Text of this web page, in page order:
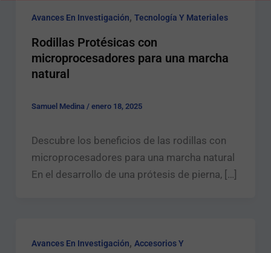
Avances En Investigación, Tecnología Y Materiales
Rodillas Protésicas con
microprocesadores para una marcha
natural
Samuel Medina / enero 18, 2025
Descubre los beneficios de las rodillas con
microprocesadores para una marcha natural
En el desarrollo de una prótesis de pierna, […]
Avances En Investigación, Accesorios Y
Enviar